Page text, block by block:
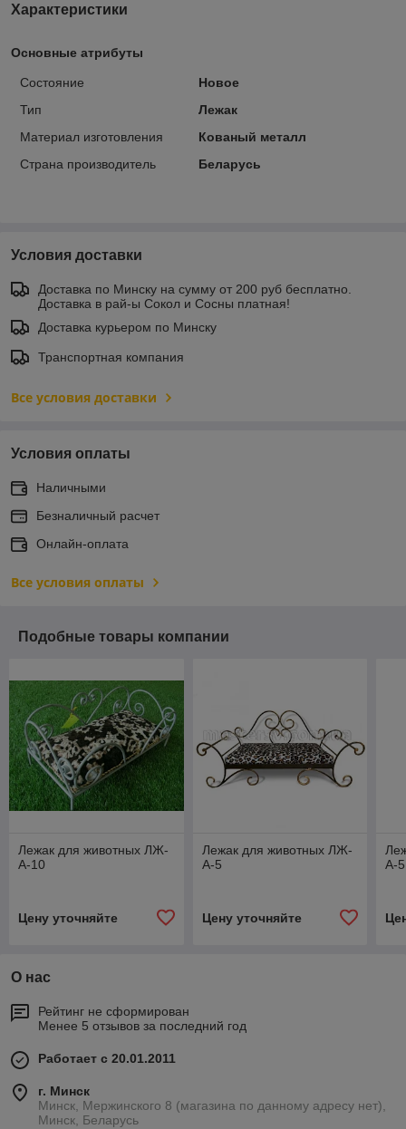
Характеристики
Основные атрибуты
Состояние
Новое
Тип
Лежак
Материал изготовления
Кованый металл
Страна производитель
Беларусь
Условия доставки
Доставка по Минску на сумму от 200 руб бесплатно.
Доставка в рай-ы Сокол и Сосны платная!
Доставка курьером по Минску
Транспортная компания
Все условия доставки
Условия оплаты
Наличными
Безналичный расчет
Онлайн-оплата
Все условия оплаты
Подобные товары компании
Лежак для животных ЛЖ-
А-10
Цену уточняйте
Лежак для животных ЛЖ-
А-5
Цену уточняйте
А-5
О нас
Рейтинг не сформирован
Менее 5 отзывов за последний год
Работает с 20.01.2011
г. Минск
Минск, Мержинского 8 (магазина по данному адресу нет),
Минск, Беларусь